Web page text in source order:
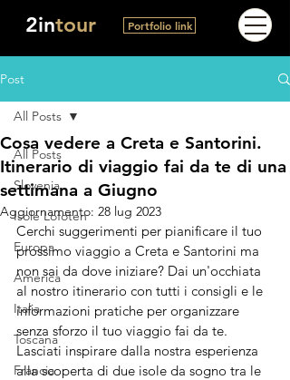
2intour Portfolio link
Post
All Posts
Slovenia
Isole Lofoten
Europa
America
Italia
Toscana
Francia
All Posts
Cosa vedere a Creta e Santorini.
Itinerario di viaggio fai da te di una
settimana a Giugno
Aggiornamento: 28 lug 2023
Cerchi suggerimenti per pianificare il tuo
prossimo viaggio a Creta e Santorini ma
non sai da dove iniziare? Dai un'occhiata
al nostro itinerario con tutti i consigli e le
informazioni pratiche per organizzare
senza sforzo il tuo viaggio fai da te.
Lasciati inspirare dalla nostra esperienza
alla scoperta di due isole da sogno tra le